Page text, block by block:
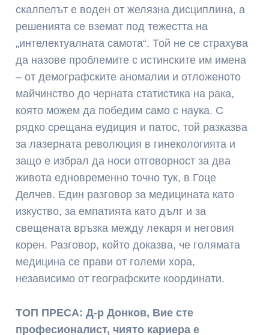
скалпелът е воден от желязна дисциплина, а
решенията се вземат под тежестта на
„интелектуалната самота“. Той не се страхува
да назове проблемите с истинските им имена
– от демографските аномалии и отложеното
майчинство до черната статистика на рака,
която можем да победим само с наука. С
рядко срещана еудиция и патос, той разказва
за лазерната революция в гинекологията и
защо е избрал да носи отговорност за два
живота едновременно точно тук, в Гоце
Делчев. Един разговор за медицината като
изкуство, за емпатията като дълг и за
свещената връзка между лекаря и неговия
корен. Разговор, който доказва, че голямата
медицина се прави от големи хора,
независимо от географските координати.
ТОП ПРЕСА: Д-р Донков, Вие сте
професионалист, чиято кариера е